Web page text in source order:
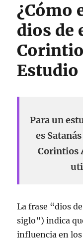
¿Cómo
dios de
Para un
es
Corintios
La frase “dios
siglo”) indica
influencia en